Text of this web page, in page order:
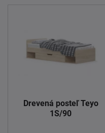
Drevená posteľ Teyo
1S/90